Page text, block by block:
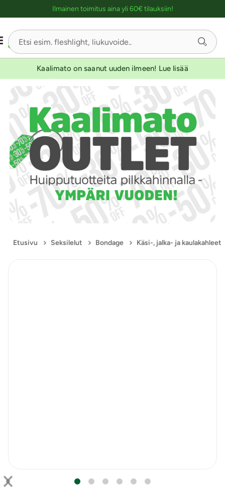
Ilmainen toimitus aina yli 60€ tilauksiin!
Kaalimato on saanut uuden ilmeen! Lue lisää
Etusivu Seksilelut Bondage Käsi-, jalka- ja kaulakahleet